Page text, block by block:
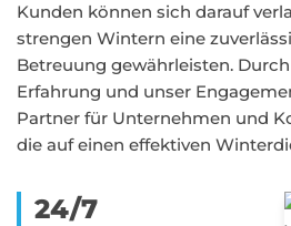
Kunden können sich darauf
strengen Wintern eine
Betreuung gewährleisten.
Erfahrung und unser
Partner für Unternehmen und
die auf einen effektiven
24/7